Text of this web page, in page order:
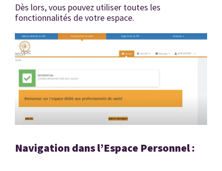
Dès lors, vous pouvez utiliser toutes les
fonctionnalités de votre espace.
Navigation dans l’Espace Personnel :